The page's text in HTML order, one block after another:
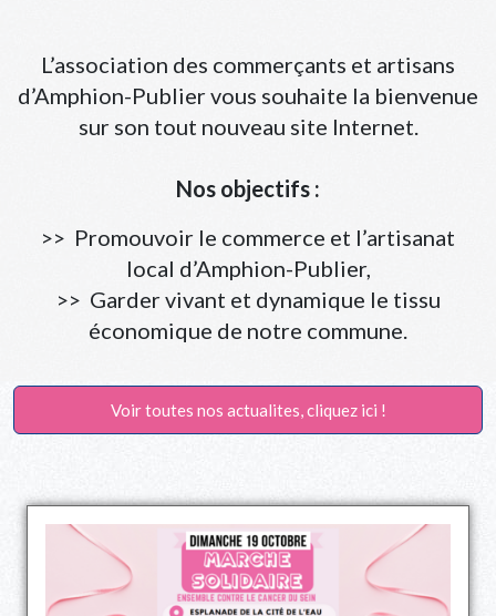
L’association des commerçants et artisans
d’Amphion-Publier vous souhaite la bienvenue
sur son tout nouveau site Internet.
Nos objectifs :
>> Promouvoir le commerce et l’artisanat
local d’Amphion-Publier,
>> Garder vivant et dynamique le tissu
économique de notre commune.
Voir toutes nos actualites, cliquez ici !